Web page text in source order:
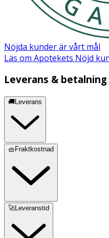
Nöjda kunder är vårt mål
Läs om Apotekets Nöjd
Leverans & betalning
🚚Leverans
🧺Fraktkostnad
🚀Leveranstid